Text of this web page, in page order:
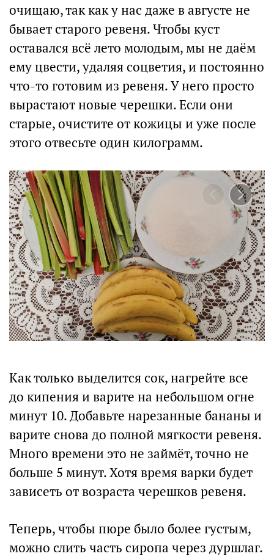
очищаю, так как у нас даже в августе не
бывает старого ревеня. Чтобы куст
оставался всё лето молодым, мы не даём
ему цвести, удаляя соцветия, и постоянно
что-то готовим из ревеня. У него просто
вырастают новые черешки. Если они
старые, очистите от кожицы и уже после
этого отвесьте один килограмм.
Как только выделится сок, нагрейте все
до кипения и варите на небольшом огне
минут 10. Добавьте нарезанные бананы и
варите снова до полной мягкости ревеня.
Много времени это не займёт, точно не
больше 5 минут. Хотя время варки будет
зависеть от возраста черешков ревеня.
Теперь, чтобы пюре было более густым,
можно слить часть сиропа через дуршлаг.